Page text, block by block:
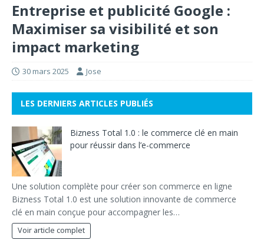
Entreprise et publicité Google :
Maximiser sa visibilité et son
impact marketing
30 mars 2025 Jose
LES DERNIERS ARTICLES PUBLIÉS
Bizness Total 1.0 : le commerce clé en main
pour réussir dans l’e-commerce
Une solution complète pour créer son commerce en ligne
Bizness Total 1.0 est une solution innovante de commerce
clé en main conçue pour accompagner les…
Voir article complet